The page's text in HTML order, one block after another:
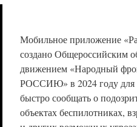
Мобильное приложение
создано Общероссийским
движением «Народный
РОССИЮ» в 2024 году
быстро сообщать о
объектах беспилотниках,